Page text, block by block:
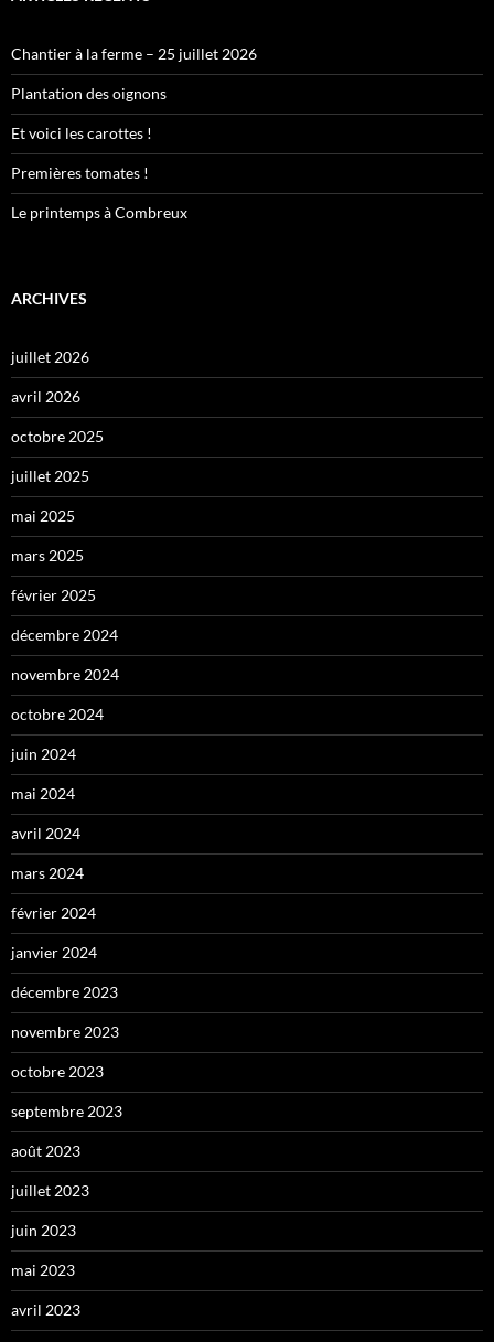
Chantier à la ferme – 25 juillet 2026
Plantation des oignons
Et voici les carottes !
Premières tomates !
Le printemps à Combreux
ARCHIVES
juillet 2026
avril 2026
octobre 2025
juillet 2025
mai 2025
mars 2025
février 2025
décembre 2024
novembre 2024
octobre 2024
juin 2024
mai 2024
avril 2024
mars 2024
février 2024
janvier 2024
décembre 2023
novembre 2023
octobre 2023
septembre 2023
août 2023
juillet 2023
juin 2023
mai 2023
avril 2023